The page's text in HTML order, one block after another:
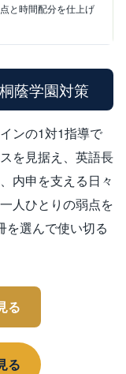
と時間配分を仕上げ
蔭学園対策
ンの1対1指導で
を見据え、英語長
内申を支える日々
人ひとりの弱点を
を選んで使い切る
る
る